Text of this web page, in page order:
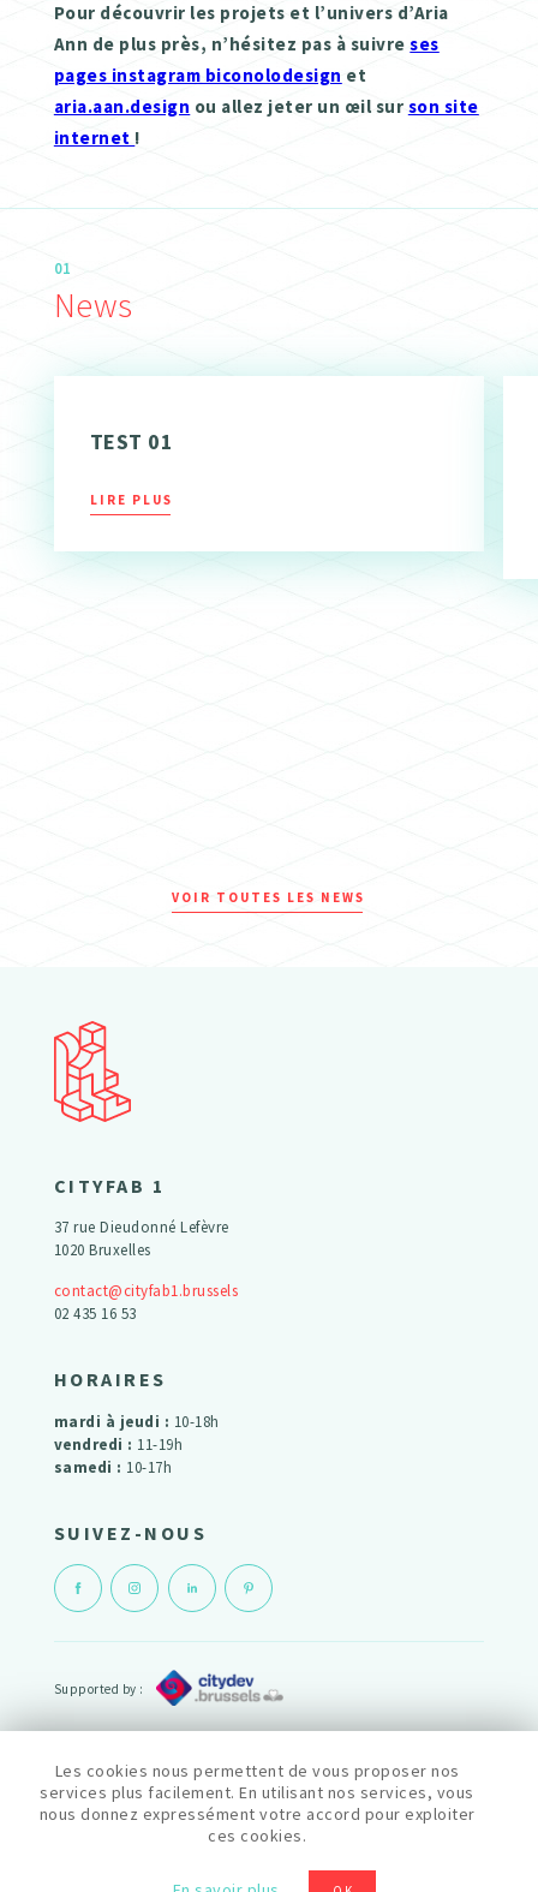
Pour découvrir les projets et l’univers d’Aria
Ann de plus près, n’hésitez pas à suivreses
pages instagram biconolodesign et
aria.aan.design ou allez jeter un œil sur son site
internet !
01
News
TEST 01
LIRE PLUS
VOIR TOUTES LES NEWS
CITYFAB 1
37 rue Dieudonné Lefèvre
1020 Bruxelles
contact@cityfab1.brussels
02 435 16 53
HORAIRES
mardi à jeudi : 10-18h
vendredi : 11-19h
samedi : 10-17h
SUIVEZ-NOUS
Supported by :
cityfab1 est membre du reseau Fablab :
Les cookies nous permettent de vous proposer nos
services plus facilement. En utilisant nos services, vous
nous donnez expressément votre accord pour exploiter
ces cookies.